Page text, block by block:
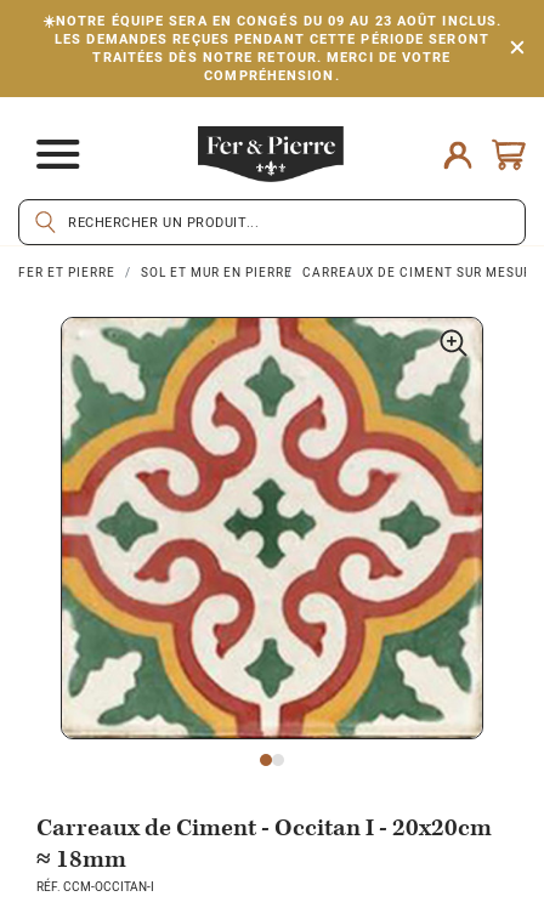
☀️NOTRE ÉQUIPE SERA EN CONGÉS DU 09 AU 23 AOÛT INCLUS.
LES DEMANDES REÇUES PENDANT CETTE PÉRIODE SERONT
TRAITÉES DÈS NOTRE RETOUR. MERCI DE VOTRE
COMPRÉHENSION.
FER ET PIERRE SOL ET MUR EN PIERRE CARREAUX DE CIMENT SUR MESURE
Carreaux de Ciment - Occitan I - 20x20cm
≈ 18mm
RÉF. CCM-OCCITAN-I